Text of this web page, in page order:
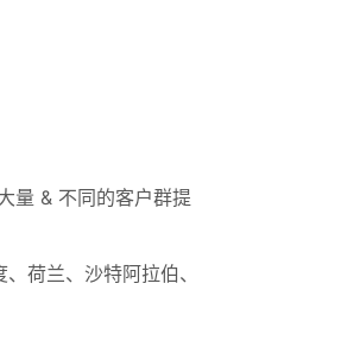
量 & 不同的客户群提
荷兰、沙特阿拉伯、